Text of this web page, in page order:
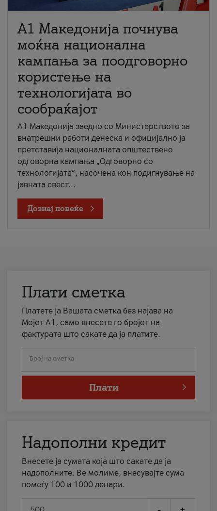
A1 Македонија почнува
моќна национална
кампања за поодговорно
користење на
технологијата во
сообраќајот
A1 Македонија заедно со Министерството за
внатрешни работи денеска и официјално ја
претставија националната општествено
одговорна кампања „Одговорно со
технологијата“, насочена кон подигнување на
јавната свест...
Дознај повеќе
Плати сметка
Платете ја Вашата сметка без најава на
Мојот А1, само внесете го бројот на
фактурата што сакате да ја платите.
Број на сметка
Плати
Надополни кредит
Внесете ја сумата која што сакате да ја
надополните. Ве молиме, внесувајте сума
помеѓу 100 и 1000 денари.